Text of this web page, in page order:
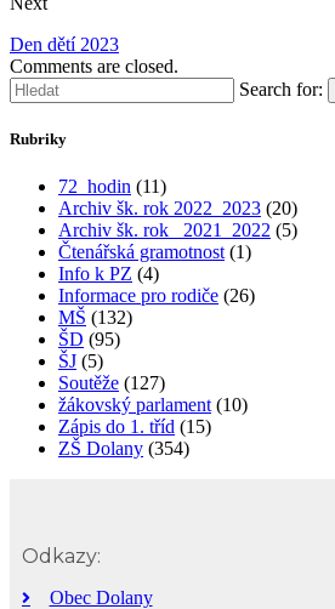
Den dětí 2023
Comments are closed.
Search for:
Rubriky
72_hodin (11)
Archiv šk. rok 2022_2023 (20)
Archiv šk. rok_ 2021_2022 (5)
Čtenářská gramotnost (1)
Info k PZ (4)
Informace pro rodiče (26)
MŠ (132)
ŠD (95)
ŠJ (5)
Soutěže (127)
žákovský parlament (10)
Zápis do 1. tříd (15)
ZŠ Dolany (354)
Odkazy:
Obec Dolany